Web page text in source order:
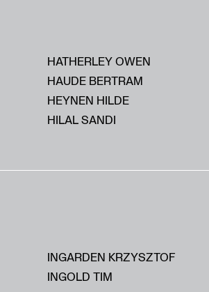
HATHERLEY OWEN
HAUDE BERTRAM
HEYNEN HILDE
HILAL SANDI
INGARDEN KRZYSZTOF
INGOLD TIM